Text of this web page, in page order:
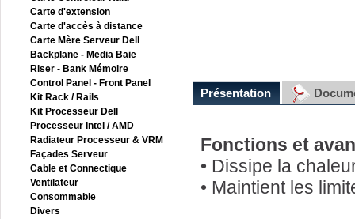
Carte d'extension
Carte d'accès à distance
Carte Mère Serveur Dell
Backplane - Media Baie
Riser - Bank Mémoire
Control Panel - Front Panel
Kit Rack / Rails
Kit Processeur Dell
Processeur Intel / AMD
Radiateur Processeur & VRM
Façades Serveur
Cable et Connectique
Ventilateur
Consommable
Divers
Présentation
Fonctions et
• Dissipe la
• Maintient les